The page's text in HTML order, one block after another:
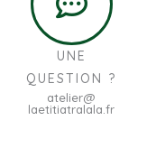
UNE
QUESTION ?
atelier@
laetitiatralala.fr